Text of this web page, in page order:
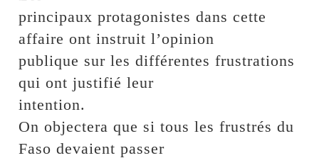
principaux protagonistes dans cette
affaire ont instruit l’opinion
publique sur les différentes frustrations
qui ont justifié leur
intention.
On objectera que si tous les frustrés du
Faso devaient passer